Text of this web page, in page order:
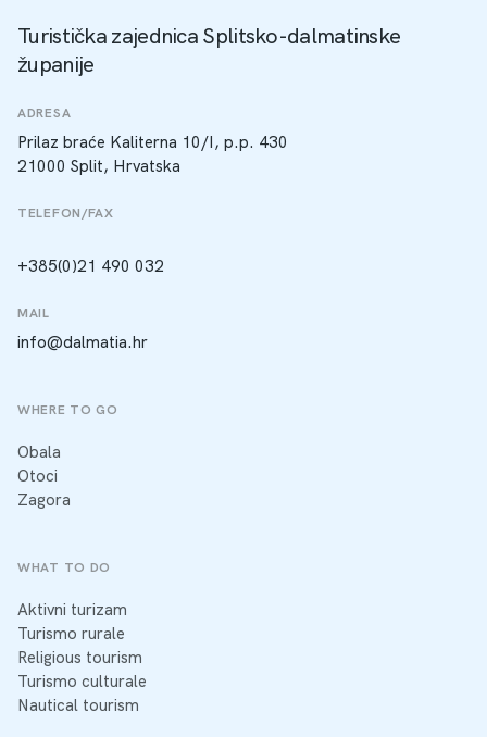
Turistička zajednica Splitsko-dalmatinske
županije
ADRESA
Prilaz braće Kaliterna 10/I, p.p. 430
21000 Split, Hrvatska
TELEFON/FAX
+385(0)21 490 032
MAIL
info@dalmatia.hr
WHERE TO GO
Obala
Otoci
Zagora
WHAT TO DO
Aktivni turizam
Turismo rurale
Religious tourism
Turismo culturale
Nautical tourism